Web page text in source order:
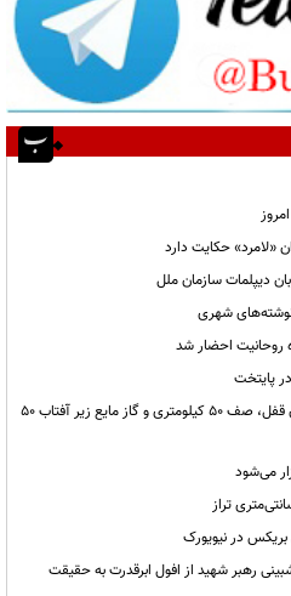
«لامرد» حکایت دارد
دیپلمات سازمان ملل
نوشته‌های شهری
روحانیت احضار شد
پایتخت
ریمـدان در آستانه بحران؛ ۳ هزار کامیون قفل، صف ۵۰ کیلومتری و گاز مایع زیر آفتاب ۵۰
می‌شود
در نیویورک
رهبر شهید از افول ابرقدرت به حقیقت